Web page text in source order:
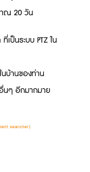
าณ 20 วัน
ป็นระบบ PTZ ใน
บ้านของท่าน
นๆ อีกมากมาย